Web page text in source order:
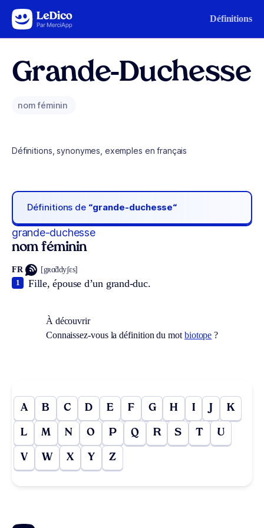
Aller au contenu Définitions
Grande-Duchesse
nom féminin
Définitions, synonymes, exemples en français
Définitions de “grande-duchesse“
grande-duchesse
nom féminin
FR [gʀɑ̃ddyʃɛs]
Fille, épouse d’un grand-duc.
1
À découvrir
Connaissez-vous la définition du mot biotope ?
A B C D E F G H I J K
L M N O P Q R S T U
V W X Y Z